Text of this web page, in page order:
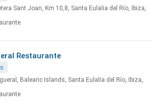
Sant Joan, Km 10,8, Santa Eulalia del Río, Ibiza,
Restaurante
Balearic Islands, Santa Eulalia del Río, Ibiza,